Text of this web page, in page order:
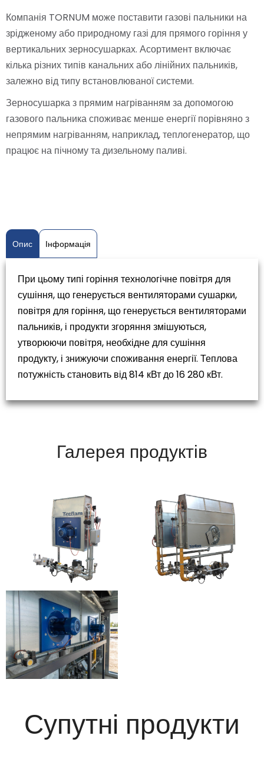
Компанія TORNUM може поставити газові пальники на
зрідженому або природному газі для прямого горіння у
вертикальних зерносушарках. Асортимент включає
кілька різних типів канальних або лінійних пальників,
залежно від типу встановлюваної системи.
Зерносушарка з прямим нагріванням за допомогою
газового пальника споживає менше енергії порівняно з
непрямим нагріванням, наприклад, теплогенератор, що
працює на пічному та дизельному паливі.
Опис Інформація
При цьому типі горіння технологічне повітря для
сушіння, що генерується вентиляторами сушарки,
повітря для горіння, що генерується вентиляторами
пальників, і продукти згоряння змішуються,
утворюючи повітря, необхідне для сушіння
продукту, і знижуючи споживання енергії. Теплова
потужність становить від 814 кВт до 16 280 кВт.
Галерея продуктів
Супутні продукти